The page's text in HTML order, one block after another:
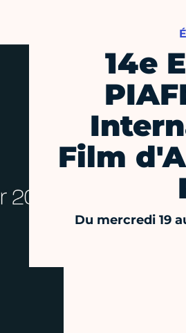
14e
Film
Du mercredi 19